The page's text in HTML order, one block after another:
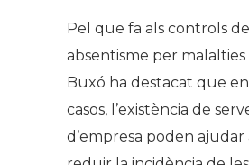
Pel que fa als controls de
absentisme per
Buxó ha destacat que
casos, l’existència de
d’empresa poden